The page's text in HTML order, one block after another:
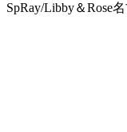
SpRay/Libby＆Rose